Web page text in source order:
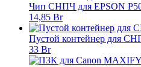
Чип СНПЧ для EPSON
14,85 Br
Пустой контейнер для
33 Br